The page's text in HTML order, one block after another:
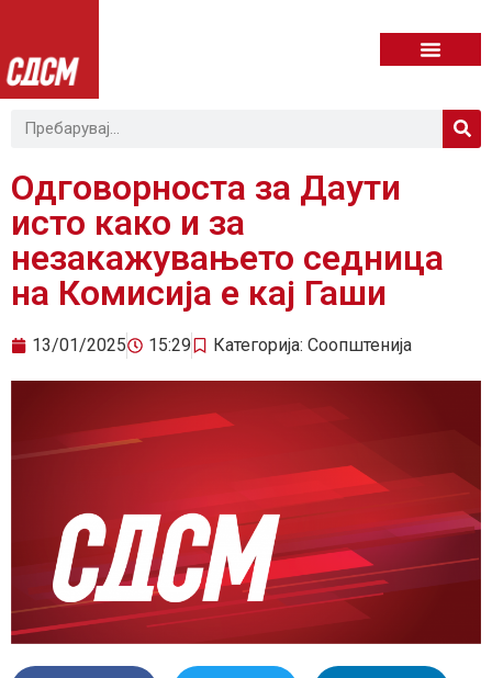
Одговорноста за Даути
исто како и за
незакажувањето седница
на Комисија е кај Гаши
13/01/2025 15:29 Категорија: Соопштенија